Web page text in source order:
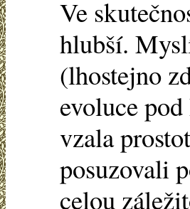
Ve
hlubší.
(lhostejno
evoluce
vzala
posuzovali
celou